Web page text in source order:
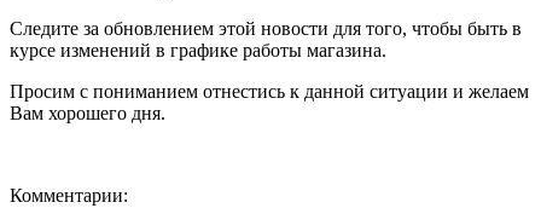
Следите за обновлением этой новости для того, чтобы быть в
курсе изменений в графике работы магазина.
Просим с пониманием отнестись к данной ситуации и желаем
Вам хорошего дня.
Комментарии: